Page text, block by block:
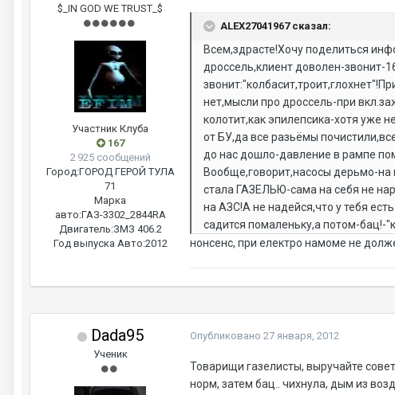
$_IN GOD WE TRUST_$
Участник Клуба
167
2 925 сообщений
Город:ГОРОД ГЕРОЙ ТУЛА
71
Марка
авто:ГАЗ-3302_2844RA
Двигатель:ЗМЗ 406.2
Год выпуска Авто:2012
ALEX27041967 сказал:
Всем,здрасте!Хочу поделиться
дроссель,клиент доволен-звонит-
нет,мысли про дроссель-при
колотит,как эпилепсика-хотя уже
от БУ,да все разьёмы
до нас дошло-давление в рампе
Вообще,говорит,насосы дерьмо-на
стала ГАЗЕЛЬЮ-сама на себя не
на АЗС!А не надейся,что у тебя
садится помаленьку,а потом-бац!-
нонсенс, при електро намоме не
Dada95
Ученик
Опубликовано 27 января, 2012
Товарищи газелисты, выручайте
норм, затем бац.. чихнула, дым из